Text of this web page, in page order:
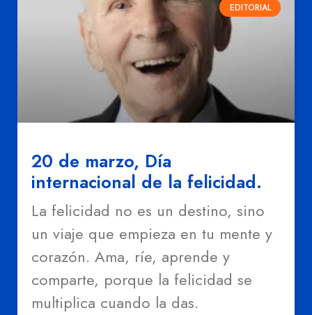
EDITORIAL
20 de marzo, Día
internacional de la felicidad.
La felicidad no es un destino, sino
un viaje que empieza en tu mente y
corazón. Ama, ríe, aprende y
comparte, porque la felicidad se
multiplica cuando la das.